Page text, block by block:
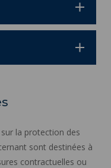
la protection des
sont destinées à
contractuelles ou